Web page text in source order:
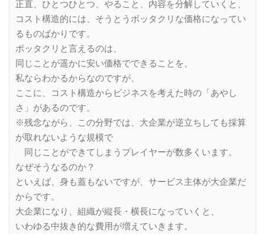
正直、ひとつひとつ、やること、内容を分解していくと、
コスト構造的には、そうとうボッタクリな価格になってい
るものばかりです。
ボッタクリと言えるのは、
同じことが遥かに安い価格でできることを、
私ならわかるからなのですが、
ここに、コスト構造からビジネスを考えた時の「あやし
さ」があるのです。
※残念ながら、この分野では、大企業が逆立ちしても採算
が取れないような規模で
同じことができてしまうプレイヤーが数多くいます。
なぜそうなるのか？
といえば、身も蓋もないですが、サービス主体が大企業だ
からです。
大企業になり、組織が縦長・横長になっていくと、
いわゆる中抜き的な費用が増えていきます。